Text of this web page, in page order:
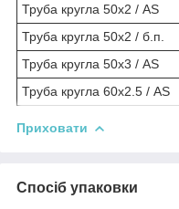
Труба кругла 50х2 / AS
Труба кругла 50х2 / б.п.
Труба кругла 50х3 / AS
Труба кругла 60х2.5 / AS
Приховати
Спосіб упаковки